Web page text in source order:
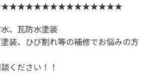
、瓦防水塗装
装、ひび割れ等の補修でお悩みの方
ください！！